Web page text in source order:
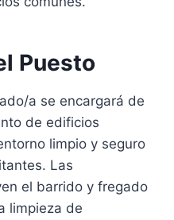
Puesto
a se encargará de
de edificios
limpio y seguro
Las
el barrido y fregado
limpieza de